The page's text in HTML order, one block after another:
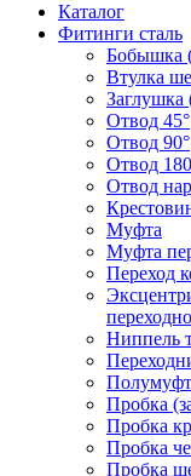
Каталог
Фитинги сталь
Бобышка
Втулка
Отвод 45°
Отвод 90°
Отвод
Отвод
Муфта
Муфта
Переход
Ниппель
Пробка
Пробка
Пробка
Пробка